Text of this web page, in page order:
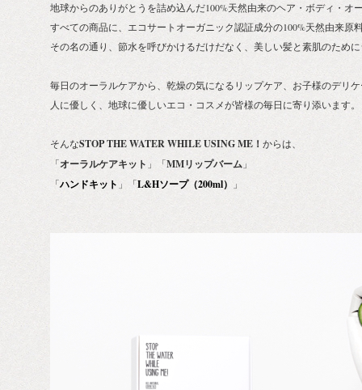
地球からのありがとうを詰め込んだ100%天然由来のヘア・ボディ・オ
すべての商品に、エコサートオーガニック認証成分の100%天然由来原
その名の通り、節水を呼びかけるだけだなく、美しい髪と素肌のため
毎日のオーラルケアから、乾燥の気になるリップケア、お子様のデリ
人に優しく、地球に優しいエコ・コスメが皆様の毎日に寄り添います。
そんなSTOP THE WATER WHILE USING ME！ からは、
「オーラルケアキット 」「MMリップバーム 」
「ハンドキット 」「L&Hソープ（200ml） 」